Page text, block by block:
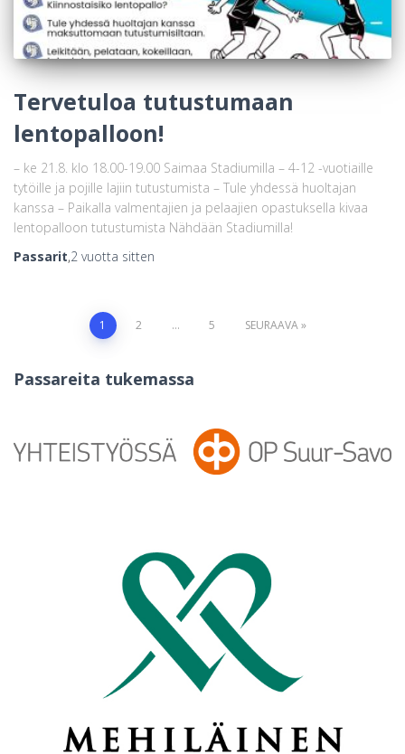
Tervetuloa tutustumaan
lentopalloon!
– ke 21.8. klo 18.00-19.00 Saimaa Stadiumilla – 4-12 -vuotiaille
tytöille ja pojille lajiin tutustumista – Tule yhdessä huoltajan
kanssa – Paikalla valmentajien ja pelaajien opastuksella kivaa
lentopalloon tutustumista Nähdään Stadiumilla!
Passarit,2 vuotta sitten
Artikkelien
sivutus
1 2 … 5 SEURAAVA
Passareita tukemassa